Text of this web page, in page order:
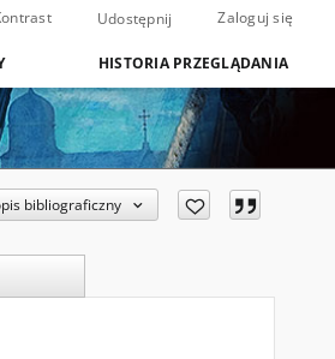
Udostępnij Zaloguj się
HISTORIA PRZEGLĄDANIA
bibliograficzny